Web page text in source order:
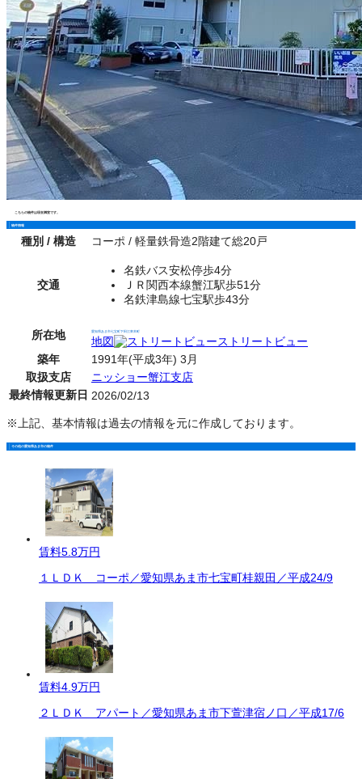
こちらの物件は現在満室です。
物件情報
種別 / 構造 コーポ / 軽量鉄骨造2階建て総20戸
交通
名鉄バス安松停歩4分
ＪＲ関西本線蟹江駅歩51分
名鉄津島線七宝駅歩43分
所在地 愛知県あま市七宝町下田江東本町
地図
ストリートビュー
築年
1991年(平成3年) 3月
取扱支店
ニッショー蟹江支店
最終情報更新日 2026/02/13
※上記、基本情報は過去の情報を元に作成しております。
その他の愛知県あま市の物件
賃料5.8万円
１ＬＤＫ コーポ／愛知県あま市七宝町桂親田／平成24/9
賃料4.9万円
２ＬＤＫ アパート／愛知県あま市下萱津宿ノ口／平成17/6